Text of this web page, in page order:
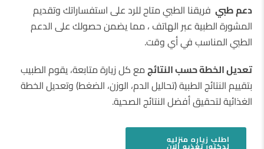
دعم طبي فريقنا الطبي متاح للرد على استفساراتك وتقديم
المشورة الطبية عبر الهاتف ، مما يضمن حصولك على الدعم
الطبي المناسب في أي وقت.
تعديل الخطة حسب النتائجمع كل زيارة متابعة، يقوم الطبيب
بتقييم النتائج الطبية (تحاليل الدم، الوزن، الضغط) وتعديل الخطة
الغذائية لتحقيق أفضل النتائج الصحية.
اطلب زياره منزليه
لدكتور تغذيه الان